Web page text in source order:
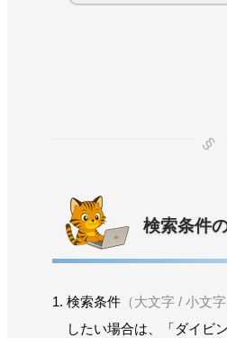
検索条件
検索条件 （大文字 / 小文
したい場合は、「ダイビ